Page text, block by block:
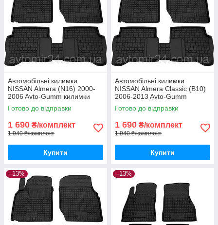
Автомобільні килимки
NISSAN Almera (N16) 2000-
2006 Avto-Gumm килимки
для авто НІССАН Альмера
(Н16) 2000-2006 Автогум
Готово до відправки
1 690 ₴/комплект
1 940 ₴/комплект
Купити
Автомобільні килимки
NISSAN Almera Classic (B10)
2006-2013 Avto-Gumm
килимки для авто НІССАН
Альмера Классік (Б10) 2006-
Готово до відправки
1 690 ₴/комплект
1 940 ₴/комплект
Купити
–13% –13%